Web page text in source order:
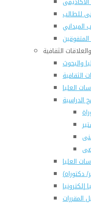
للطالب
الميداني
الثقافية
والبحوث
الثقافية
العليا
الدراسية
العليا
دكتوراه
إلكترونيا
المقررات